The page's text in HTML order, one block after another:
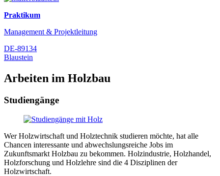
Praktikum
Management & Projektleitung
DE-89134
Blaustein
Arbeiten im Holzbau
Studiengänge
Wer Holzwirtschaft und Holztechnik studieren möchte, hat alle
Chancen interessante und abwechslungsreiche Jobs im
Zukunftsmarkt Holzbau zu bekommen. Holzindustrie, Holzhandel,
Holzforschung und Holzlehre sind die 4 Disziplinen der
Holzwirtschaft.